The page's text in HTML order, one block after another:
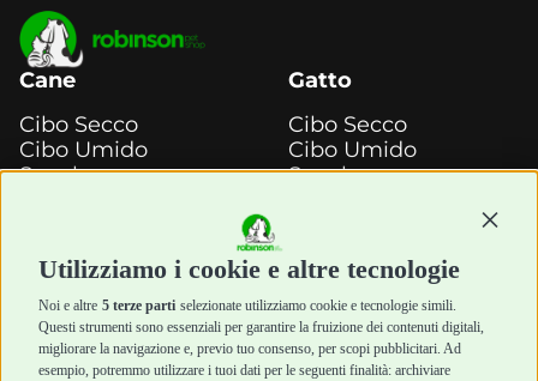
Utilizziamo i cookie e altre tecnologie
Noi e altre 5 terze parti selezionate utilizziamo cookie e tecnologie simili.
Questi strumenti sono essenziali per garantire la fruizione dei contenuti digitali,
migliorare la navigazione e, previo tuo consenso, per scopi pubblicitari. Ad
esempio, potremmo utilizzare i tuoi dati per le seguenti finalità: archiviare
Cane
Cibo Secco
Cibo Umido
Snack e
Igiene e Pulizia
Accessori
Cani Mini
Top Quality
Gatto
Cibo Secco
Cibo Umido
Snack e
Igiene e Pulizia
Accessori
Top Quality